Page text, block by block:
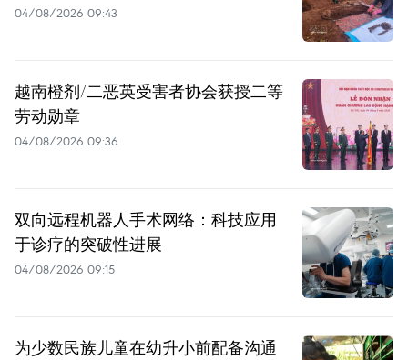
04/08/2026 09:43
越南橙剂/二恶英受害者协会获授二等
劳动勋章
04/08/2026 09:36
双向远程机器人手术网络：科技应用
于诊疗的突破性进展
04/08/2026 09:15
为少数民族儿童在幼升小前配备沟通